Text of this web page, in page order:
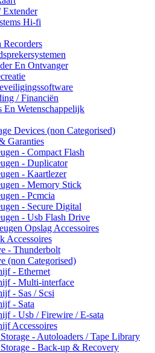
Extender
Hi-fi
Recorders
En Ontvanger
/ Financiën
En Wetenschappelijk
Devices (non Categorised)
Garanties
- Compact Flash
- Duplicator
- Kaartlezer
- Memory Stick
- Pcmcia
- Secure Digital
- Usb Flash Drive
Opslag Accessoires
Accessoires
- Thunderbolt
(non Categorised)
- Ethernet
- Multi-interface
- Sas / Scsi
- Sata
- Usb / Firewire / E-sata
Accessoires
- Autoloaders / Tape Library
- Back-up & Recovery